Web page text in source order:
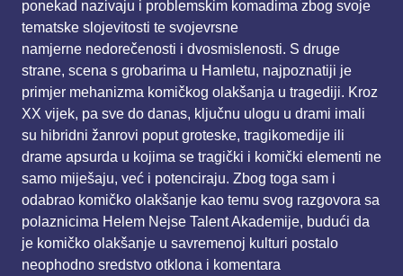
ponekad nazivaju i problemskim komadima zbog svoje
tematske slojevitosti te svojevrsne
namjerne nedorečenosti i dvosmislenosti. S druge
strane, scena s grobarima u Hamletu, najpoznatiji je
primjer mehanizma komičkog olakšanja u tragediji. Kroz
XX vijek, pa sve do danas, ključnu ulogu u drami imali
su hibridni žanrovi poput groteske, tragikomedije ili
drame apsurda u kojima se tragički i komički elementi ne
samo miješaju, već i potenciraju. Zbog toga sam i
odabrao komičko olakšanje kao temu svog razgovora sa
polaznicima Helem Nejse Talent Akademije, budući da
je komičko olakšanje u savremenoj kulturi postalo
neophodno sredstvo otklona i komentara